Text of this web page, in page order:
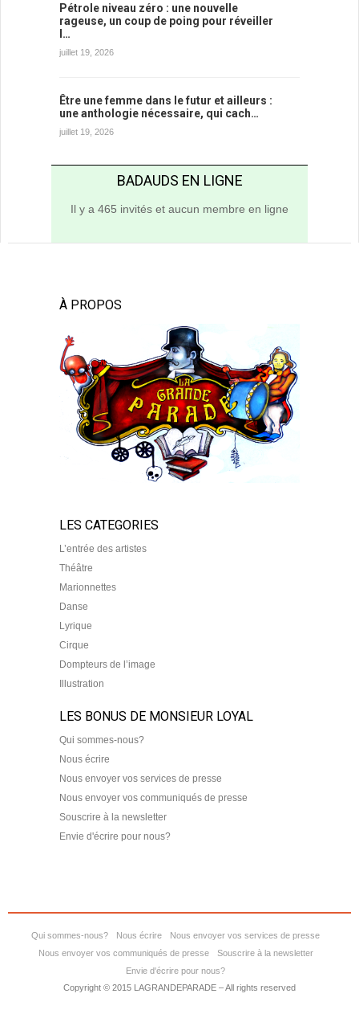
Pétrole niveau zéro : une nouvelle
rageuse, un coup de poing pour réveiller
l…
juillet 19, 2026
Être une femme dans le futur et ailleurs :
une anthologie nécessaire, qui cach…
juillet 19, 2026
BADAUDS EN LIGNE
Il y a 465 invités et aucun membre en ligne
À PROPOS
LES CATEGORIES
L’entrée des artistes
Théâtre
Marionnettes
Danse
Lyrique
Cirque
Dompteurs de l’image
Illustration
LES BONUS DE MONSIEUR LOYAL
Qui sommes-nous?
Nous écrire
Nous envoyer vos services de presse
Nous envoyer vos communiqués de presse
Souscrire à la newsletter
Envie d'écrire pour nous?
Qui sommes-nous? Nous écrire
Nous envoyer vos services de presse
Nous envoyer vos communiqués de presse
Souscrire à la newsletter
Envie d'écrire pour nous?
Copyright © 2015 LAGRANDEPARADE – All rights reserved